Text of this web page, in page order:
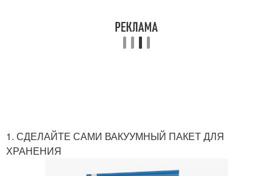
1. СДЕЛАЙТЕ САМИ ВАКУУМНЫЙ ПАКЕТ ДЛЯ
ХРАНЕНИЯ